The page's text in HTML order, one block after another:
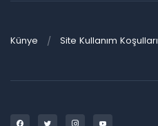
Künye Site Kullanım Koşulları